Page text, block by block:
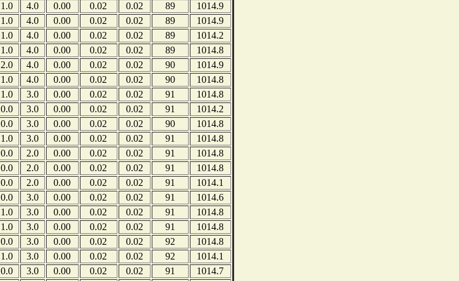
1.0 4.0 0.00 0.02 0.02 89
1014.9
1.0 4.0 0.00 0.02 0.02 89
1014.9
1.0 4.0 0.00 0.02 0.02 89
1014.2
1.0 4.0 0.00 0.02 0.02 89
1014.8
2.0 4.0 0.00 0.02 0.02 90
1014.9
1.0 4.0 0.00 0.02 0.02 90
1014.8
1.0 3.0 0.00 0.02 0.02 91
1014.8
0.0 3.0 0.00 0.02 0.02 91
1014.2
0.0 3.0 0.00 0.02 0.02 90
1014.8
1.0 3.0 0.00 0.02 0.02 91
1014.8
0.0 2.0 0.00 0.02 0.02 91
1014.8
0.0 2.0 0.00 0.02 0.02 91
1014.8
0.0 2.0 0.00 0.02 0.02 91
1014.1
0.0 3.0 0.00 0.02 0.02 91
1014.6
1.0 3.0 0.00 0.02 0.02 91
1014.8
1.0 3.0 0.00 0.02 0.02 91
1014.8
0.0 3.0 0.00 0.02 0.02 92
1014.8
1.0 3.0 0.00 0.02 0.02 92
1014.1
0.0 3.0 0.00 0.02 0.02 91
1014.7